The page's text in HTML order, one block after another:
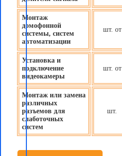
Монтаж
домофонной
системы, систем
автоматизации
шт. от
Установка и
подключение
видеокамеры
шт. от
Монтаж или замена
различных
разъемов для
слаботочных
систем
шт.